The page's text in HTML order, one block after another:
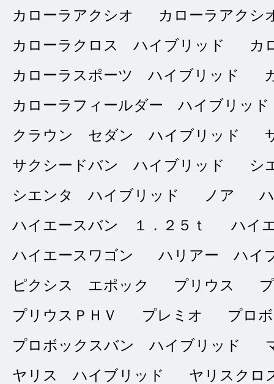
問合せ：5｜ 説
不動産関係の仕事
スを探してまわっ
と、これは良いけ
決めかねていまし
★★★★ ★
4点
総合評価
納車までス
トウフ
販売店の評価
カローラアクシオ
カローラアク
カローラクロス ハイブリッド
カ
カローラスポーツ ハイブリッド
カローラフィールダー ハイブリッド
クラウン セダン ハイブリッド
サクシードバン ハイブリッド
シ
シエンタ ハイブリッド
ノア
ハイエースバン １．２５ｔ
ハイ
ハイエースワゴン
ハリアー ハイ
ピクシス エポック
プリウス
プリウスＰＨＶ
プレミオ
プロ
プロボックスバン ハイブリッド
ヤリス ハイブリッド
ヤリスク